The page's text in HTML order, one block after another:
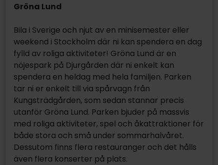
Gröna Lund
Bila i Sverige och njut av en minisemester eller
weekend i Stockholm där ni kan spendera en dag
fylld av roliga aktiviteter! Gröna Lund är en
nöjespark på Djurgården där ni enkelt kan
spendera en heldag med hela familjen. Parken
tar ni er enkelt till via spårvagn från
Kungsträdgården, som sedan stannar precis
utanför Gröna Lund. Parken bjuder på massvis
med roliga aktiviteter, spel och åkattraktioner för
både stora och små under sommarhalvåret.
Dessutom finns flera restauranger och det hålls
även flera konserter på plats.